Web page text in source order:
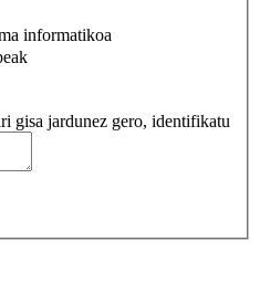
informatikoa
gisa jardunez gero, identifikatu